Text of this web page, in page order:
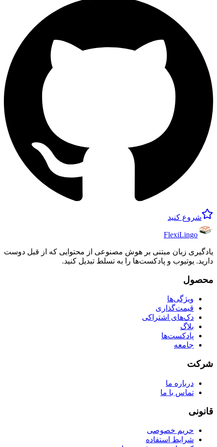
شروع کنید
FlexiLingo
یادگیری زبان مبتنی بر هوش مصنوعی از محتوایی که از قبل دوست
دارید. یوتیوب و پادکست‌ها را به تسلط تبدیل کنید.
محصول
ویژگی‌ها
قیمت‌گذاری
دک‌های اشتراکی
بلاگ
پادکست‌ها
جامعه
شرکت
درباره ما
تماس با ما
قانونی
حریم خصوصی
شرایط استفاده